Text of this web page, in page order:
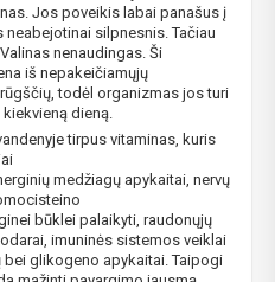
Jos poveikis labai panašus į
neabejotinai silpnesnis. Tačiau
nenaudingas. Ši
iš nepakeičiamųjų
todėl organizmas jos turi
dieną.
tirpus vitaminas, kuris
medžiagų apykaitai, nervų
būklei palaikyti, raudonųjų
imuninės sistemos veiklai
bei glikogeno apykaitai. Taipogi
apsipirkimui (daugeliui
pasiūlymų!
jau dabar!
Bigman, XXL, Raw powders, Go
prekėms nuolaida netaikoma,